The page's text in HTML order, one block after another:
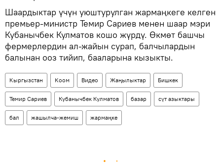
Шаардыктар үчүн уюштурулган жармаңкеге келген
премьер-министр Темир Сариев менен шаар мэри
Кубанычбек Кулматов кошо жүрдү. Өкмөт башчы
фермерлердин ал-жайын сурап, балчылардын
балынан ооз тийип, бааларына кызыкты.
Кыргызстан Коом Видео Жаңылыктар Бишкек
Темир Сариев Кубанычбек Кулматов базар сүт азыктары
бал жашылча-жемиш жармаңке